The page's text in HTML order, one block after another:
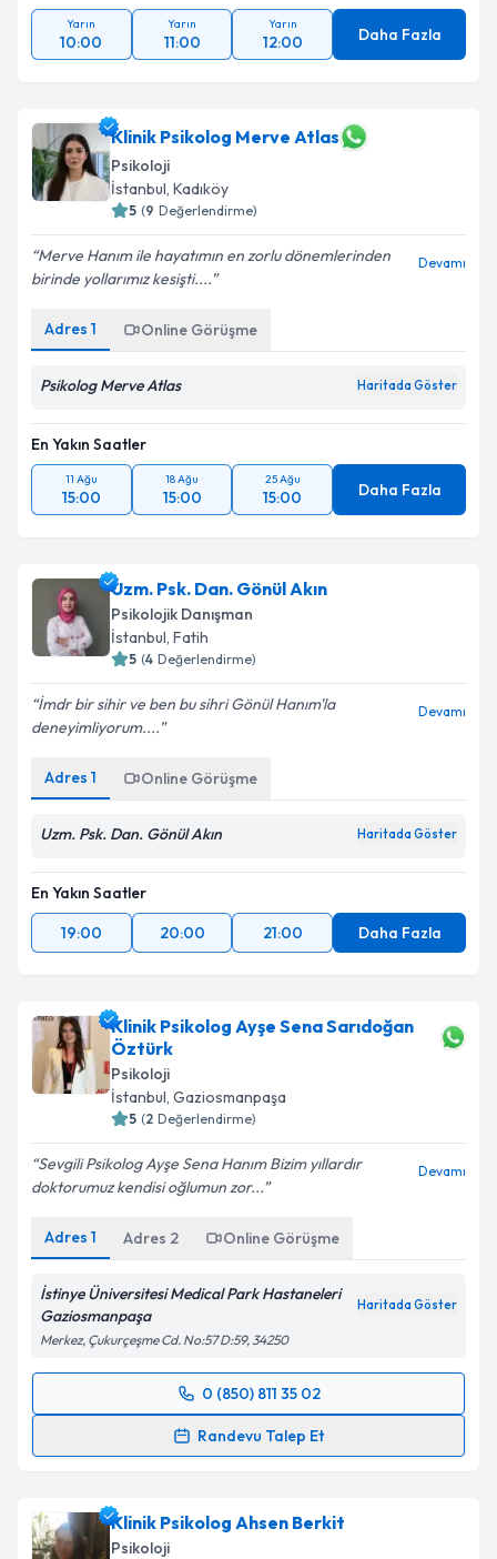
Yarın
10:00
Yarın
11:00
Yarın
12:00 Daha Fazla
Klinik Psikolog Merve Atlas
Psikoloji
İstanbul, Kadıköy
5 (9 Değerlendirme)
Merve Hanım ile hayatımın en zorlu dönemlerinden
birinde yollarımız kesişti....
Devamı
Adres 1 Online Görüşme
Psikolog Merve Atlas Haritada Göster
En Yakın Saatler
11 Ağu
15:00
18 Ağu
15:00
25 Ağu
15:00 Daha Fazla
Uzm. Psk. Dan. Gönül Akın
Psikolojik Danışman
İstanbul, Fatih
5 (4 Değerlendirme)
İmdr bir sihir ve ben bu sihri Gönül Hanım'la
deneyimliyorum....
Devamı
Adres 1 Online Görüşme
Uzm. Psk. Dan. Gönül Akın Haritada Göster
En Yakın Saatler
19:00
20:00 21:00 Daha Fazla
Klinik Psikolog Ayşe Sena Sarıdoğan
Öztürk
Psikoloji
İstanbul, Gaziosmanpaşa
5 (2 Değerlendirme)
Sevgili Psikolog Ayşe Sena Hanım Bizim yıllardır
doktorumuz kendisi oğlumun zor...
Devamı
Adres 1 Adres 2 Online Görüşme
İstinye Üniversitesi Medical Park Hastaneleri
Gaziosmanpaşa
Haritada Göster
Merkez, Çukurçeşme Cd. No:57 D:59, 34250
0 (850) 811 35 02
Randevu Talep Et
Randevu Takvimi Talebi
randevu almanız için bir takvim hazırlandığında e-
posta ile bilgilendireceğiz.
Klinik Psikolog Ahsen Berkit
Psikoloji